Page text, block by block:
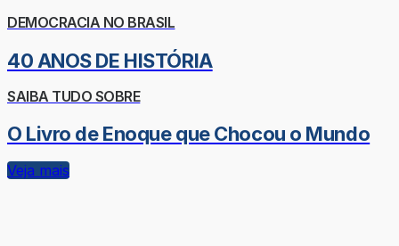
DEMOCRACIA NO BRASIL
40 ANOS DE HISTÓRIA
SAIBA TUDO SOBRE
O Livro de Enoque que Chocou o Mundo
Veja mais